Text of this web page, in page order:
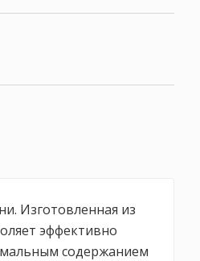
Изготовленная из
эффективно
содержанием